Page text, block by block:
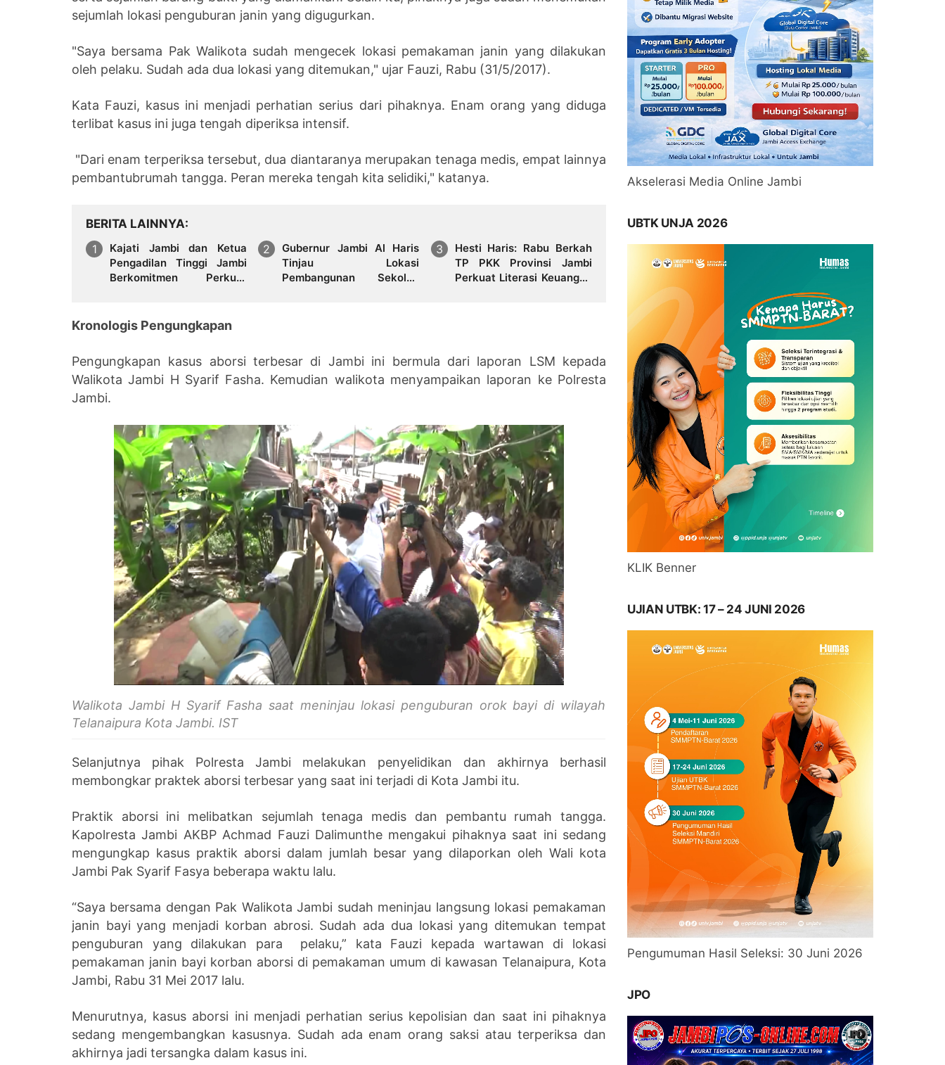
sejumlah lokasi penguburan janin yang digugurkan.
"Saya bersama Pak Walikota sudah mengecek lokasi pemakaman janin yang dilakukan
oleh pelaku. Sudah ada dua lokasi yang ditemukan," ujar Fauzi, Rabu (31/5/2017).
Kata Fauzi, kasus ini menjadi perhatian serius dari pihaknya. Enam orang yang diduga
terlibat kasus ini juga tengah diperiksa intensif.
"Dari enam terperiksa tersebut, dua diantaranya merupakan tenaga medis, empat lainnya
pembantubrumah tangga. Peran mereka tengah kita selidiki," katanya.
BERITA LAINNYA
Kajati Jambi dan Ketua
Pengadilan Tinggi Jambi
Berkomitmen Perkuat
Gubernur Jambi Al Haris
Tinjau Lokasi
Pembangunan Sekolah
Hesti Haris: Rabu Berkah
TP PKK Provinsi Jambi
Perkuat Literasi Keuangan
Kronologis Pengungkapan
Pengungkapan kasus aborsi terbesar di Jambi ini bermula dari laporan LSM kepada
Walikota Jambi H Syarif Fasha. Kemudian walikota menyampaikan laporan ke Polresta
Jambi.
Walikota Jambi H Syarif Fasha saat meninjau lokasi penguburan orok bayi di wilayah
Telanaipura Kota Jambi. IST
Selanjutnya pihak Polresta Jambi melakukan penyelidikan dan akhirnya berhasil
membongkar praktek aborsi terbesar yang saat ini terjadi di Kota Jambi itu.
Praktik aborsi ini melibatkan sejumlah tenaga medis dan pembantu rumah tangga.
Kapolresta Jambi AKBP Achmad Fauzi Dalimunthe mengakui pihaknya saat ini sedang
mengungkap kasus praktik aborsi dalam jumlah besar yang dilaporkan oleh Wali kota
Jambi Pak Syarif Fasya beberapa waktu lalu.
“Saya bersama dengan Pak Walikota Jambi sudah meninjau langsung lokasi pemakaman
janin bayi yang menjadi korban abrosi. Sudah ada dua lokasi yang ditemukan tempat
penguburan yang dilakukan para pelaku,” kata Fauzi kepada wartawan di lokasi
pemakaman janin bayi korban aborsi di pemakaman umum di kawasan Telanaipura, Kota
Jambi, Rabu 31 Mei 2017 lalu.
Menurutnya, kasus aborsi ini menjadi perhatian serius kepolisian dan saat ini pihaknya
sedang mengembangkan kasusnya. Sudah ada enam orang saksi atau terperiksa dan
akhirnya jadi tersangka dalam kasus ini.
Akselerasi Media Online Jambi
UBTK UNJA 2026
KLIK Benner
UJIAN UTBK: 17 – 24 JUNI 2026
Pengumuman Hasil Seleksi: 30 Juni 2026
JPO